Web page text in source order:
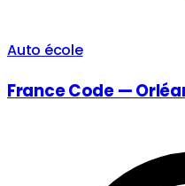
Auto école
France Code —